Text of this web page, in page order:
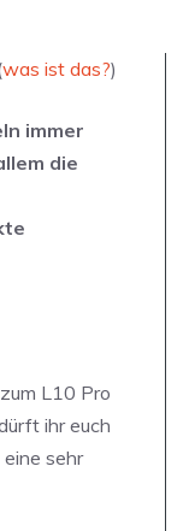
was ist das?)
immer
die
L10 Pro
ihr euch
sehr